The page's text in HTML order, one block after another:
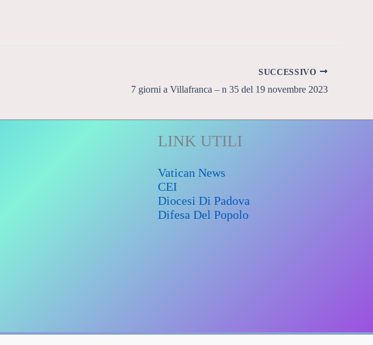
SUCCESSIVO
7 giorni a Villafranca – n 35 del 19 novembre 2023
LINK UTILI
Vatican News
CEI
Diocesi Di Padova
Difesa Del Popolo